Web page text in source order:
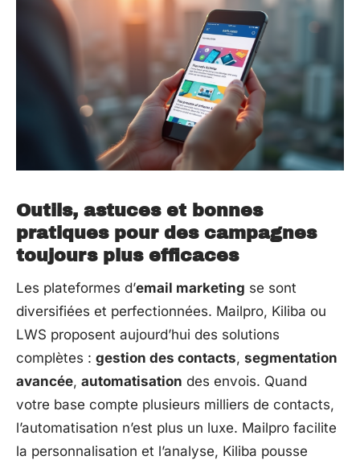
Outils, astuces et bonnes
pratiques pour des campagnes
toujours plus efficaces
Les plateformes d’email marketing se sont
diversifiées et perfectionnées. Mailpro, Kiliba ou
LWS proposent aujourd’hui des solutions
complètes : gestion des contacts, segmentation
avancée, automatisation des envois. Quand
votre base compte plusieurs milliers de contacts,
l’automatisation n’est plus un luxe. Mailpro facilite
la personnalisation et l’analyse, Kiliba pousse